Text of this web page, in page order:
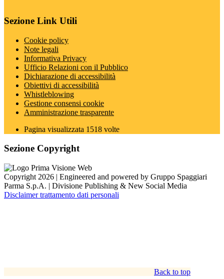
Sezione Link Utili
Cookie policy
Note legali
Informativa Privacy
Ufficio Relazioni con il Pubblico
Dichiarazione di accessibilità
Obiettivi di accessibilità
Whistleblowing
Gestione consensi cookie
Amministrazione trasparente
Pagina visualizzata 1518 volte
Sezione Copyright
Copyright 2026 | Engineered and powered by Gruppo Spaggiari
Parma S.p.A. | Divisione Publishing & New Social Media
Disclaimer trattamento dati personali
Back to top